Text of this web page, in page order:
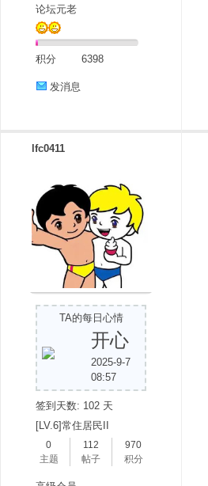
论坛元老
积分 6398
发消息
lfc0411
TA的每日心情
开心
2025-9-7
08:57
签到天数: 102 天
[LV.6]常住居民II
0
主题
112
帖子
970
积分